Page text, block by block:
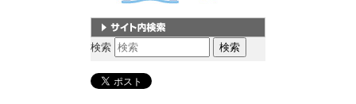
サイト内検索
検索